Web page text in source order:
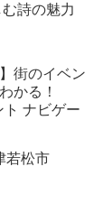
詩の魅力
街のイベン
かる！
ト ナビゲー
若松市